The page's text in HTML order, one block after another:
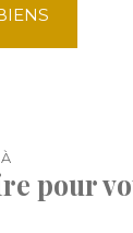
pour